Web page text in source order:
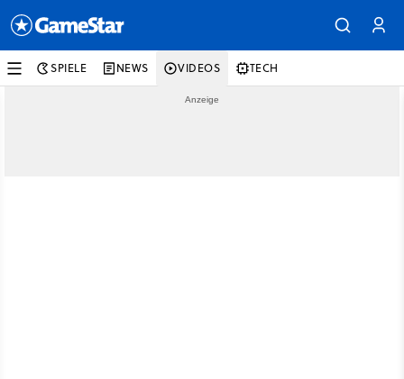
SPIELE NEWS VIDEOS TECH